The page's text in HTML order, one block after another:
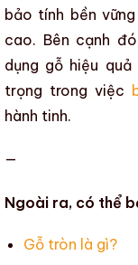
bảo tính bền
cao. Bên cạnh
dụng gỗ hiệu
trọng trong việc
hành tinh.
—
Ngoài ra, có thể
Gỗ tròn là gì?